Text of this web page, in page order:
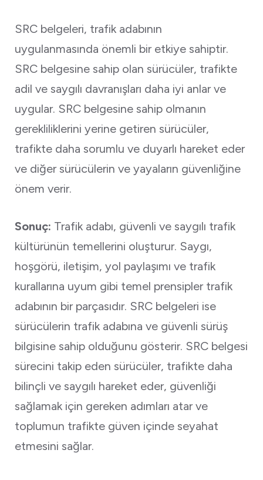
SRC belgeleri, trafik adabının
uygulanmasında önemli bir etkiye sahiptir.
SRC belgesine sahip olan sürücüler, trafikte
adil ve saygılı davranışları daha iyi anlar ve
uygular. SRC belgesine sahip olmanın
gerekliliklerini yerine getiren sürücüler,
trafikte daha sorumlu ve duyarlı hareket eder
ve diğer sürücülerin ve yayaların güvenliğine
önem verir.
Sonuç: Trafik adabı, güvenli ve saygılı trafik
kültürünün temellerini oluşturur. Saygı,
hoşgörü, iletişim, yol paylaşımı ve trafik
kurallarına uyum gibi temel prensipler trafik
adabının bir parçasıdır. SRC belgeleri ise
sürücülerin trafik adabına ve güvenli sürüş
bilgisine sahip olduğunu gösterir. SRC belgesi
sürecini takip eden sürücüler, trafikte daha
bilinçli ve saygılı hareket eder, güvenliği
sağlamak için gereken adımları atar ve
toplumun trafikte güven içinde seyahat
etmesini sağlar.